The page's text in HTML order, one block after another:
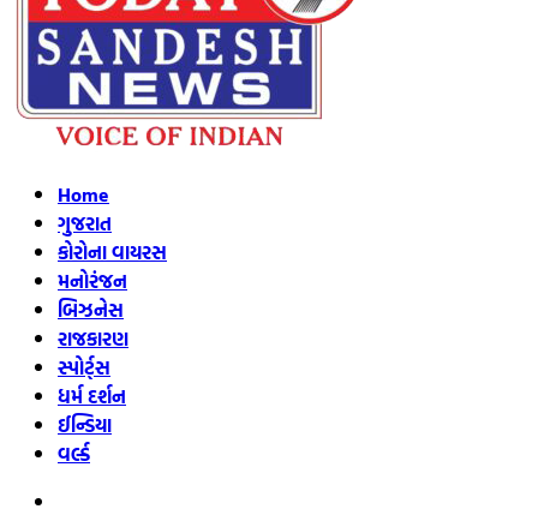
Home
ગુજરાત
કોરોના વાયરસ
મનોરંજન
બિઝનેસ
રાજકારણ
સ્પોર્ટ્સ
ધર્મ દર્શન
ઈન્ડિયા
વર્લ્ડ